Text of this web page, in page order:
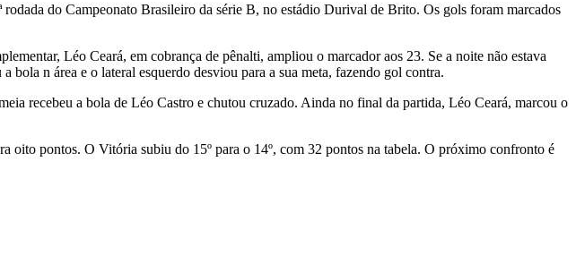
do Campeonato Brasileiro da série B, no estádio Durival de Brito. Os gols foram marcados
Léo Ceará, em cobrança de pênalti, ampliou o marcador aos 23. Se a noite não estava
bola n área e o lateral esquerdo desviou para a sua meta, fazendo gol contra.
recebeu a bola de Léo Castro e chutou cruzado. Ainda no final da partida, Léo Ceará, marcou o
oito pontos. O Vitória subiu do 15º para o 14º, com 32 pontos na tabela. O próximo confronto é